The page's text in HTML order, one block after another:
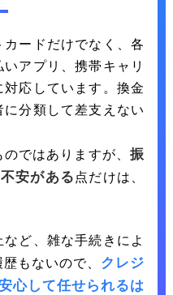
ードだけでなく、各
アプリ、携帯キャリ
応しています。換金
分類して差支えない
ではありますが、振
安がある点だけは、
ど、雑な手続きによ
もないので、 クレジ
心して任せられるは